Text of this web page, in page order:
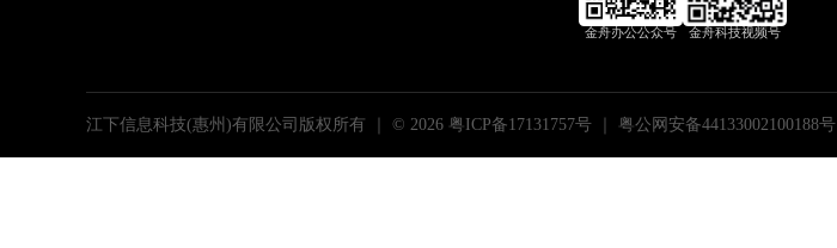
金舟办公公众号 金舟科技视频号
江下信息科技(惠州)有限公司版权所有 ｜ © 2026 粤ICP备17131757号 粤公网安备44133002100188号